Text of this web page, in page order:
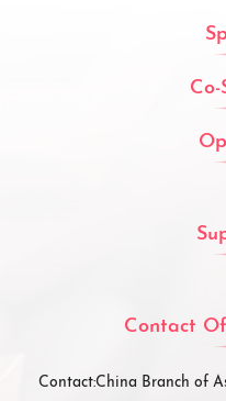
Co-
Contact
Contact:China Branch of